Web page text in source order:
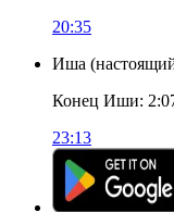
20:35
Иша (
Конец Иши:
23:13